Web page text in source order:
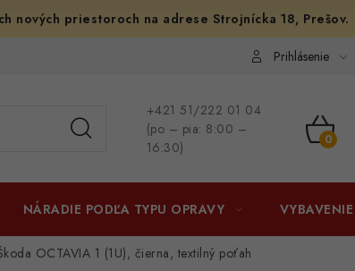
nových priestoroch na adrese Strojnícka 18, Prešov.
Osobné vyzdvihnutie v
Prihlásenie
+421 51/222 01 04
(po – pia: 8:00 –
16:30)
NÁRADIE PODĽA TYPU OPRAVY
OCTAVIA 1 (1U), čierna, textilný poťah